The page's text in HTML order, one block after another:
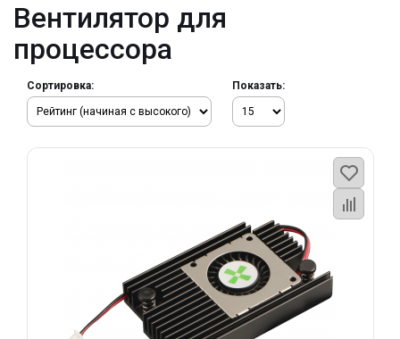
Вентилятор для
процессора
Сортировка: Показать: